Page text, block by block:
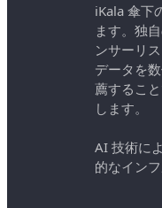
iKala 傘下
ます。独
ンサーリ
データを
薦するこ
します。
AI 技術に
的なイン